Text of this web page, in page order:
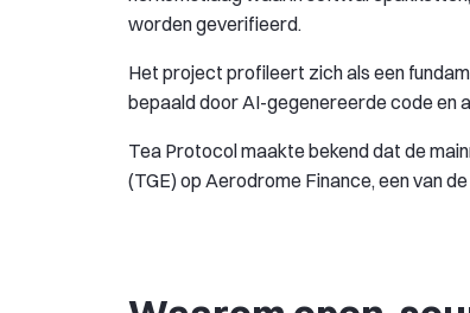
worden geverifieerd.
Het project profileert zich als een
bepaald door AI-gegenereerde code en
Tea Protocol maakte bekend dat de
(TGE) op Aerodrome Finance, een van